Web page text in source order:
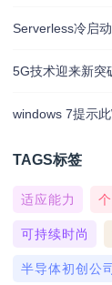
5G技术迎来新突
TAGS标签
适应能力
可持续时尚
半导体初创公司